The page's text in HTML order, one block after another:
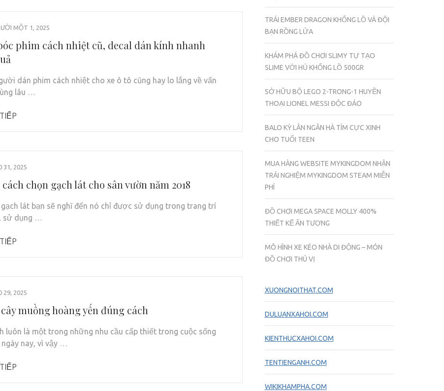
MỘT 1, 2025
phim cách nhiệt cũ, decal dán kính nhanh
dán phim cách nhiệt cho xe ô tô cũng hay lo lắng về vấn
lâu …
31, 2025
chọn gạch lát cho sân vườn năm 2018
gạch lát bạn sẽ nghĩ đến nó chỉ được sử dụng trong trang trí
sử dụng …
29, 2025
muồng hoàng yến đúng cách
luôn là một trong những nhu cầu cấp thiết trong cuộc sống
ngày nay, vì vậy …
TRÁI EMBER DRAGON KHỔNG LỒ VÀ ĐỘI
BẠN RỒNG LỬA
KHÁM PHÁ ĐỒ CHƠI SLIMY TỰ TẠO
SLIME VỚI HỦ KHỔNG LỒ 500GR
SỞ HỮU BỘ LEGO 2-TRONG-1 HUYỀN
THOẠI LIONEL MESSI ĐỘC ĐÁO
BALO KỲ LÂN NGÂN HÀ TÍM CỰC XINH
CHO TUỔI TEEN
MUA HÀNG WEBSITE MYKINGDOM NHẬN
TRẢI NGHIỆM MYKINGDOM STEAM MIỄN
PHÍ
ĐỒ CHƠI MEGA SPACE MOLLY 400%
THIẾT KẾ ẤN TƯỢNG
MÔ HÌNH XE KÉO NHÀ DI ĐỘNG – MÓN
ĐỒ CHƠI THÚ VỊ
XUONGNOITHAT.COM
DULUANXAHOI.COM
KIENTHUCXAHOI.COM
TENTIENGANH.COM
WIKIKHAMPHA.COM